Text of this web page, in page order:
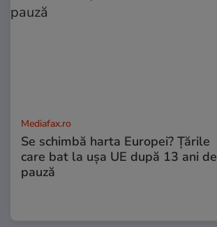
Mediafax.ro
Se schimbă harta Europei? Țările
care bat la ușa UE după 13 ani de
pauză